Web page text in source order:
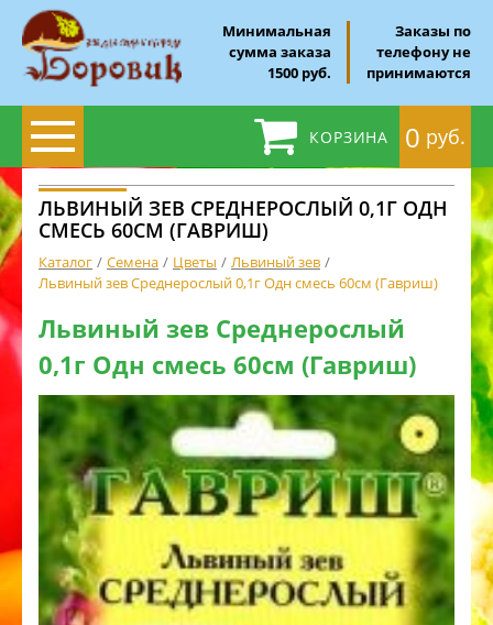
Минимальная
сумма заказа
1500 руб.
Заказы по
телефону не
принимаются
КОРЗИНА 0 руб.
ЛЬВИНЫЙ ЗЕВ СРЕДНЕРОСЛЫЙ 0,1Г ОДН
СМЕСЬ 60СМ (ГАВРИШ)
Каталог Семена Цветы
Львиный зев
Львиный зев Среднерослый 0,1г Одн смесь 60см (Гавриш)
Львиный зев Среднерослый
0,1г Одн смесь 60см (Гавриш)